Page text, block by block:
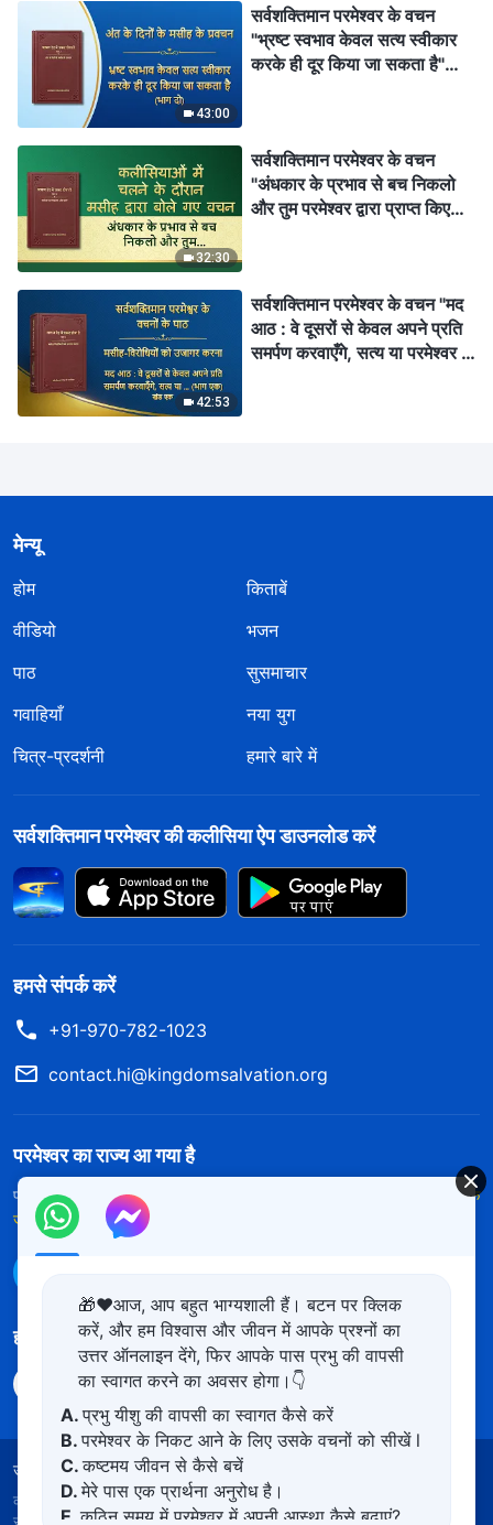
43:00
सर्वशक्तिमान परमेश्वर के वचन
"भ्रष्‍ट स्‍वभाव केवल सत्य स्वीकार
करके ही दूर किया जा सकता है"
32:30
सर्वशक्तिमान परमेश्वर के वचन
"अंधकार के प्रभाव से बच निकलो
और तुम परमेश्वर द्वारा प्राप्त किए
42:53
सर्वशक्तिमान परमेश्वर के वचन "मद
आठ : वे दूसरों से केवल अपने प्रति
समर्पण करवाएँगे, सत्य या परमेश्वर के
मेन्यू
होम
किताबें
वीडियो
भजन
पाठ
सुसमाचार
गवाहियाँ
नया युग
चित्र-प्रदर्शनी
हमारे बारे में
सर्वशक्तिमान परमेश्वर की कलीसिया ऐप डाउनलोड करें
हमसे संपर्क करें
+91-970-782-1023
contact.hi@kingdomsalvation.org
परमेश्वर का राज्य आ गया है
परमेश्वर का राज्य पृथ्वी पर आ गया है! क्या आप इसमें प्रवेश करना चाहते हैं?
और अधिक
जानें
हमारा अनुसरण करें
उपयोग की शर्तें गोपनीयता नीत साभार
कॉपीराइट © 2026 सर्वशक्तिमान परमेश्वर की कलीसिया।
सुरक्षित।
🎁❤️आज, आप बहुत भाग्यशाली हैं। बटन पर क्लिक
करें, और हम विश्वास और जीवन में आपके प्रश्नों का
उत्तर ऑनलाइन देंगे, फिर आपके पास प्रभु की वापसी
का स्वागत करने का अवसर होगा।👇
A.प्रभु यीशु की वापसी का स्वागत कैसे करें
B.परमेश्वर के निकट आने के लिए उसके वचनों को सीखें l
C.कष्टमय जीवन से कैसे बचें
D.मेरे पास एक प्रार्थना अनुरोध है।
E.कठिन समय में परमेश्वर में अपनी आस्था कैसे बढ़ाएं?